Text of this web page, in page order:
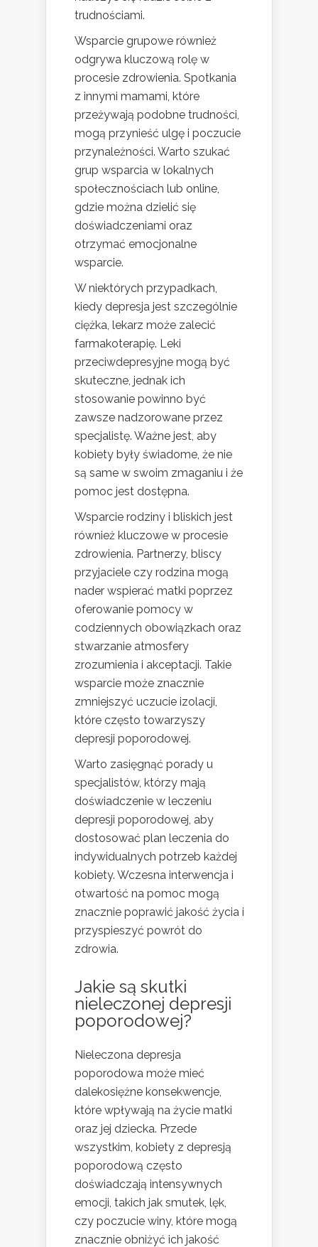
trudnościami.
Wsparcie grupowe również
odgrywa kluczową rolę w
procesie zdrowienia. Spotkania
z innymi mamami, które
przeżywają podobne trudności,
mogą przynieść ulgę i poczucie
przynależności. Warto szukać
grup wsparcia w lokalnych
społecznościach lub online,
gdzie można dzielić się
doświadczeniami oraz
otrzymać emocjonalne
wsparcie.
W niektórych przypadkach,
kiedy depresja jest szczególnie
ciężka, lekarz może zalecić
farmakoterapię. Leki
przeciwdepresyjne mogą być
skuteczne, jednak ich
stosowanie powinno być
zawsze nadzorowane przez
specjalistę. Ważne jest, aby
kobiety były świadome, że nie
są same w swoim zmaganiu i że
pomoc jest dostępna.
Wsparcie rodziny i bliskich jest
również kluczowe w procesie
zdrowienia. Partnerzy, bliscy
przyjaciele czy rodzina mogą
nader wspierać matki poprzez
oferowanie pomocy w
codziennych obowiązkach oraz
stwarzanie atmosfery
zrozumienia i akceptacji. Takie
wsparcie może znacznie
zmniejszyć uczucie izolacji,
które często towarzyszy
depresji poporodowej.
Warto zasięgnąć porady u
specjalistów, którzy mają
doświadczenie w leczeniu
depresji poporodowej, aby
dostosować plan leczenia do
indywidualnych potrzeb każdej
kobiety. Wczesna interwencja i
otwartość na pomoc mogą
znacznie poprawić jakość życia i
przyspieszyć powrót do
zdrowia.
Jakie są skutki
nieleczonej depresji
poporodowej?
Nieleczona depresja
poporodowa może mieć
dalekosiężne konsekwencje,
które wpływają na życie matki
oraz jej dziecka. Przede
wszystkim, kobiety z depresją
poporodową często
doświadczają intensywnych
emocji, takich jak smutek, lęk,
czy poczucie winy, które mogą
znacznie obniżyć ich jakość